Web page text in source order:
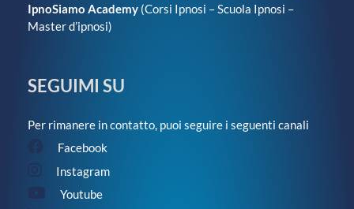
IpnoSiamo Academy (Corsi Ipnosi –Scuola Ipnosi –
Master d’ipnosi)
SEGUIMI SU
Per rimanere in contatto, puoi seguire i seguenti canali
Facebook
Instagram
Youtube